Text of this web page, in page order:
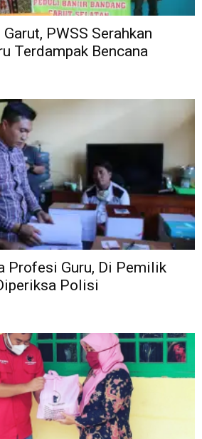
PWSS Serahkan
Terdampak Bencana
Profesi Guru, Di Pemilik
Polisi